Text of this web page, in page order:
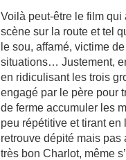
Voilà peut-être le film
scène sur la route et tel
le sou, affamé, victime
situations… Justement,
en ridiculisant les trois
engagé par le père pour
de ferme accumuler les
peu répétitive et tirant
retrouve dépité mais pas
très bon Charlot, même